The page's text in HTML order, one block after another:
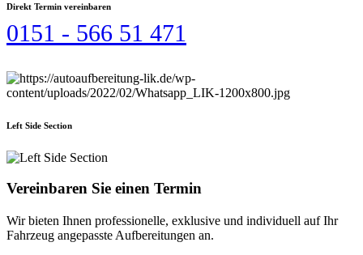
Direkt Termin vereinbaren
0151 - 566 51 471
Left Side Section
Vereinbaren Sie einen Termin
Wir bieten Ihnen professionelle, exklusive und individuell auf Ihr
Fahrzeug angepasste Aufbereitungen an.